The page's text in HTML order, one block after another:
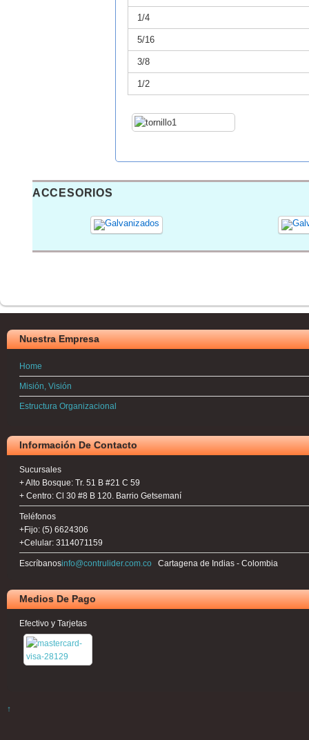
1/4
5/16
3/8
1/2
ACCESORIOS
Nuestra Empresa
Home
Misión, Visión
Estructura Organizacional
Información De Contacto
Sucursales
+ Alto Bosque: Tr. 51 B #21 C 59
+ Centro: Cl 30 #8 B 120. Barrio Getsemaní
Teléfonos
+Fijo: (5) 6624306
+Celular: 3114071159
Escríbanosinfo@contrulider.com.co Cartagena de Indias - Colombia
Medios De Pago
Efectivo y Tarjetas
↑